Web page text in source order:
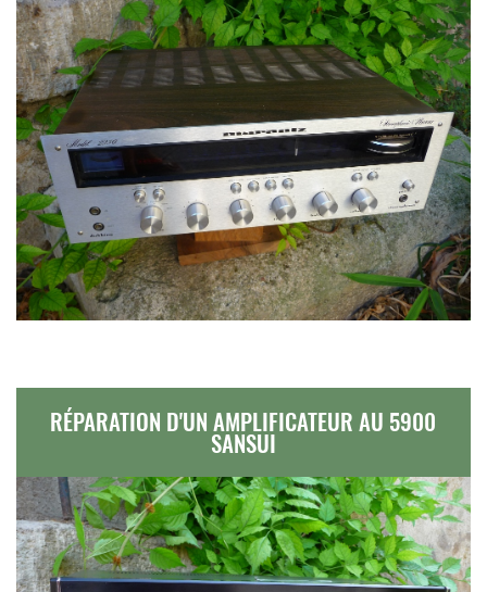
RÉPARATION D'UN AMPLIFICATEUR AU 5900
SANSUI